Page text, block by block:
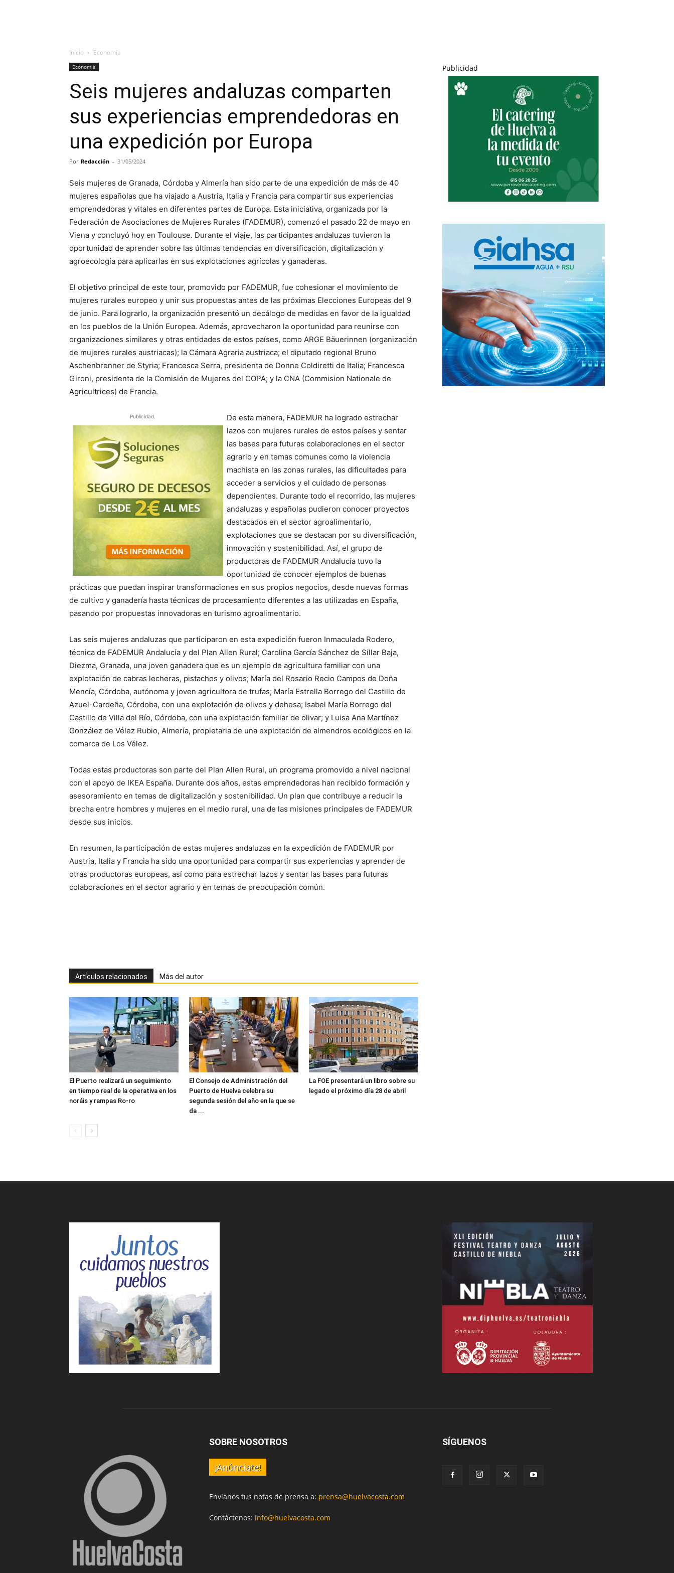
Inicio Economía
Economía
Seis mujeres andaluzas comparten
sus experiencias emprendedoras en
una expedición por Europa
Por Redacción - 31/05/2024
Seis mujeres de Granada, Córdoba y Almería han sido parte de una expedición de más de 40
mujeres españolas que ha viajado a Austria, Italia y Francia para compartir sus experiencias
emprendedoras y vitales en diferentes partes de Europa. Esta iniciativa, organizada por la
Federación de Asociaciones de Mujeres Rurales (FADEMUR), comenzó el pasado 22 de mayo en
Viena y concluyó hoy en Toulouse. Durante el viaje, las participantes andaluzas tuvieron la
oportunidad de aprender sobre las últimas tendencias en diversificación, digitalización y
agroecología para aplicarlas en sus explotaciones agrícolas y ganaderas.
El objetivo principal de este tour, promovido por FADEMUR, fue cohesionar el movimiento de
mujeres rurales europeo y unir sus propuestas antes de las próximas Elecciones Europeas del 9
de junio. Para lograrlo, la organización presentó un decálogo de medidas en favor de la igualdad
en los pueblos de la Unión Europea. Además, aprovecharon la oportunidad para reunirse con
organizaciones similares y otras entidades de estos países, como ARGE Bäuerinnen (organización
de mujeres rurales austriacas); la Cámara Agraria austriaca; el diputado regional Bruno
Aschenbrenner de Styria; Francesca Serra, presidenta de Donne Coldiretti de Italia; Francesca
Gironi, presidenta de la Comisión de Mujeres del COPA; y la CNA (Commision Nationale de
Agricultrices) de Francia.
Publicidad.
De esta manera, FADEMUR ha logrado estrechar
lazos con mujeres rurales de estos países y sentar
las bases para futuras colaboraciones en el sector
agrario y en temas comunes como la violencia
machista en las zonas rurales, las dificultades para
acceder a servicios y el cuidado de personas
dependientes. Durante todo el recorrido, las mujeres
andaluzas y españolas pudieron conocer proyectos
destacados en el sector agroalimentario,
explotaciones que se destacan por su diversificación,
innovación y sostenibilidad. Así, el grupo de
productoras de FADEMUR Andalucía tuvo la
oportunidad de conocer ejemplos de buenas
prácticas que puedan inspirar transformaciones en sus propios negocios, desde nuevas formas
de cultivo y ganadería hasta técnicas de procesamiento diferentes a las utilizadas en España,
pasando por propuestas innovadoras en turismo agroalimentario.
Las seis mujeres andaluzas que participaron en esta expedición fueron Inmaculada Rodero,
técnica de FADEMUR Andalucía y del Plan Allen Rural; Carolina García Sánchez de Síllar Baja,
Diezma, Granada, una joven ganadera que es un ejemplo de agricultura familiar con una
explotación de cabras lecheras, pistachos y olivos; María del Rosario Recio Campos de Doña
Mencía, Córdoba, autónoma y joven agricultora de trufas; María Estrella Borrego del Castillo de
Azuel-Cardeña, Córdoba, con una explotación de olivos y dehesa; Isabel María Borrego del
Castillo de Villa del Río, Córdoba, con una explotación familiar de olivar; y Luisa Ana Martínez
González de Vélez Rubio, Almería, propietaria de una explotación de almendros ecológicos en la
comarca de Los Vélez.
Todas estas productoras son parte del Plan Allen Rural, un programa promovido a nivel nacional
con el apoyo de IKEA España. Durante dos años, estas emprendedoras han recibido formación y
asesoramiento en temas de digitalización y sostenibilidad. Un plan que contribuye a reducir la
brecha entre hombres y mujeres en el medio rural, una de las misiones principales de FADEMUR
desde sus inicios.
En resumen, la participación de estas mujeres andaluzas en la expedición de FADEMUR por
Austria, Italia y Francia ha sido una oportunidad para compartir sus experiencias y aprender de
otras productoras europeas, así como para estrechar lazos y sentar las bases para futuras
colaboraciones en el sector agrario y en temas de preocupación común.
Artículos relacionados Más del autor
El Puerto realizará un seguimiento
en tiempo real de la operativa en los
noráis y rampas Ro-ro
El Consejo de Administración del
Puerto de Huelva celebra su
segunda sesión del año en la que se
da ...
La FOE presentará un libro sobre su
legado el próximo día 28 de abril
Publicidad
SOBRE NOSOTROS
¡Anúnciate!
Envíanos tus notas de prensa a: prensa@huelvacosta.com
Contáctenos: info@huelvacosta.com
SÍGUENOS